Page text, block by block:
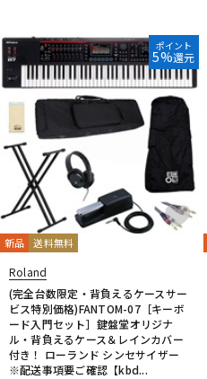
ポイント
5%還元
新品 送料無料
Roland
(完全台数限定・背負えるケースサー
ビス特別価格)FANTOM-07［キーボ
ード入門セット］鍵盤堂オリジナ
ル・背負えるケース＆レインカバー
付き！ ローランド シンセサイザー
※配送事項要ご確認【kbd...